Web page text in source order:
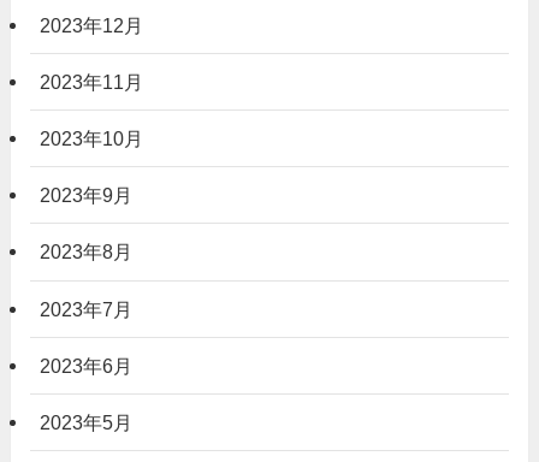
2023年12月
2023年11月
2023年10月
2023年9月
2023年8月
2023年7月
2023年6月
2023年5月